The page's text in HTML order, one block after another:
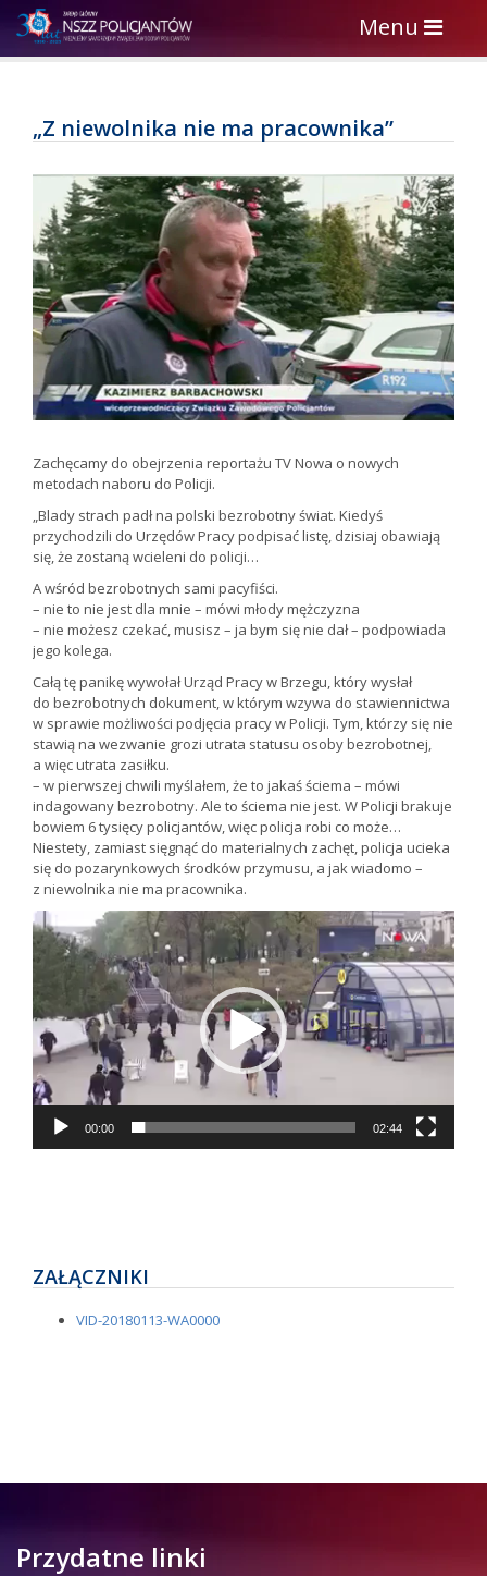
Toggle
navigation
Menu
„Z niewolnika nie ma pracownika”
Zachęcamy do obejrzenia reportażu TV Nowa o nowych
metodach naboru do Policji.
„Blady strach padł na polski bezrobotny świat. Kiedyś
przychodzili do Urzędów Pracy podpisać listę, dzisiaj obawiają
się, że zostaną wcieleni do policji…
A wśród bezrobotnych sami pacyfiści.
– nie to nie jest dla mnie – mówi młody mężczyzna
– nie możesz czekać, musisz – ja bym się nie dał – podpowiada
jego kolega.
Całą tę panikę wywołał Urząd Pracy w Brzegu, który wysłał
do bezrobotnych dokument, w którym wzywa do stawiennictwa
w sprawie możliwości podjęcia pracy w Policji. Tym, którzy się nie
stawią na wezwanie grozi utrata statusu osoby bezrobotnej,
a więc utrata zasiłku.
– w pierwszej chwili myślałem, że to jakaś ściema – mówi
indagowany bezrobotny. Ale to ściema nie jest. W Policji brakuje
bowiem 6 tysięcy policjantów, więc policja robi co może…
Niestety, zamiast sięgnąć do materialnych zachęt, policja ucieka
się do pozarynkowych środków przymusu, a jak wiadomo –
z niewolnika nie ma pracownika.
Odtwarzacz
video
00:00 02:44
ZAŁĄCZNIKI
VID-20180113-WA0000
Przydatne linki